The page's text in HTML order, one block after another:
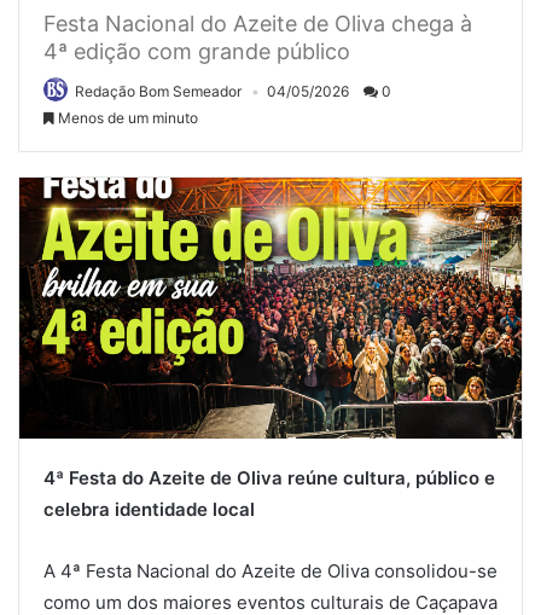
Festa Nacional do Azeite de Oliva chega à
4ª edição com grande público
Redação Bom Semeador 04/05/2026
0
Menos de um minuto
4ª Festa do Azeite de Oliva reúne cultura, público e
celebra identidade local
A 4ª Festa Nacional do Azeite de Oliva consolidou-se
como um dos maiores eventos culturais de Caçapava